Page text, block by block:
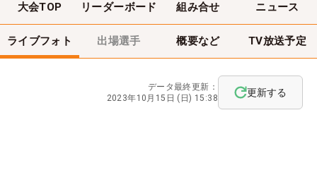
大会TOP リーダーボード 組み合せ ニュース
ライブフォト 出場選手 概要など TV放送予定
データ最終更新：
2023年10月15日 (日) 15:38
更新する